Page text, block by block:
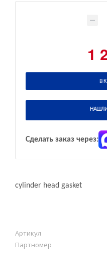
1
В
Сделать заказ через:
cylinder head gasket
Артикул
Партномер